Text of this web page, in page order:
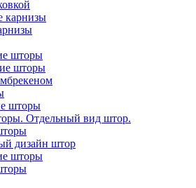
карнизы
шторы
шторы
шторы
Отдельный вид штор.
дизайн штор
шторы